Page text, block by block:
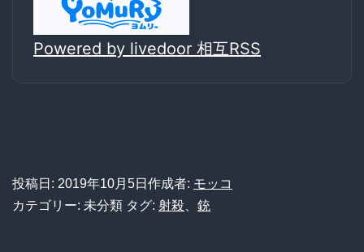
Powered by livedoor 相互RSS
投稿日: 2019年10月5日 作成者: モッコ
カテゴリー: 未分類 タグ: 射殺 銃